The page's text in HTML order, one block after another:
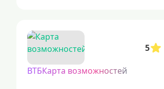
5
ВТБКарта возможностей